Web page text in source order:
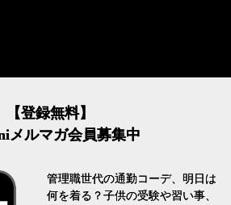
【登録無料】
メルマガ会員募集中
管理職世代の通勤コーデ、明日は
何を着る？子供の受験や習い事、